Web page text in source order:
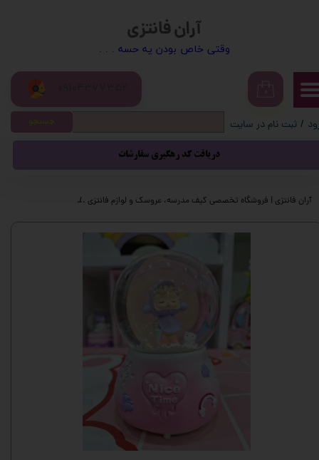
آران فانتزی
​​وقتی خاص بودن یه حسه . . .
/ ثبت نام در سایت
سفارشات
خروج از حساب کاربری
دریافت کد رهگیری سفارشات
جستجو
آران فانتزی | فروشگاه تخصصی کیف مدرسه، عروسک و لوازم فانتزی